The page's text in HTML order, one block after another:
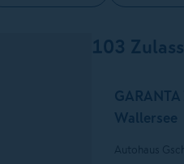
103
Wallersee
Autohaus